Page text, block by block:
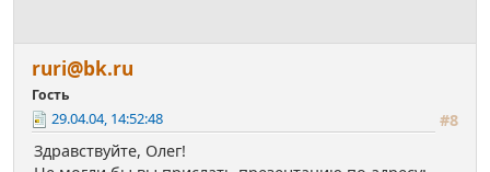
ruri@bk.ru
Гость
#8
29.04.04, 14:52:48
Здравствуйте, Олег!